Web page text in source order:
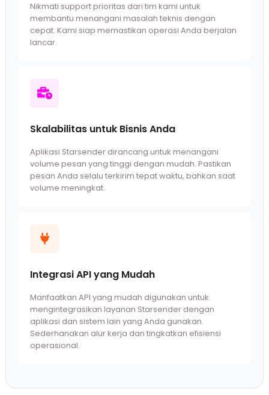
Nikmati support prioritas dari tim kami untuk
membantu menangani masalah teknis dengan
cepat. Kami siap memastikan operasi Anda berjalan
lancar.
Skalabilitas untuk Bisnis Anda
Aplikasi Starsender dirancang untuk menangani
volume pesan yang tinggi dengan mudah. Pastikan
pesan Anda selalu terkirim tepat waktu, bahkan saat
volume meningkat.
Integrasi API yang Mudah
Manfaatkan API yang mudah digunakan untuk
mengintegrasikan layanan Starsender dengan
aplikasi dan sistem lain yang Anda gunakan.
Sederhanakan alur kerja dan tingkatkan efisiensi
operasional.